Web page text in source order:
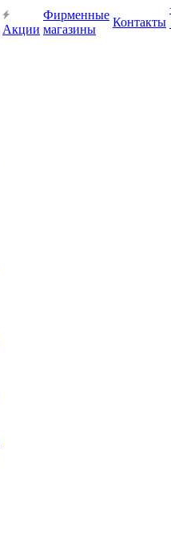
Акции
Фирменные
магазины
Контакты